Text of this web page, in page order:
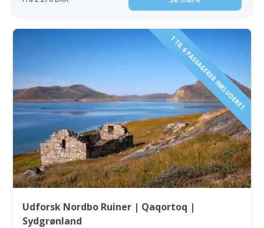
1 TIL 6 PASSAGERER INKLUDERET
Udforsk Nordbo Ruiner | Qaqortoq |
Sydgrønland